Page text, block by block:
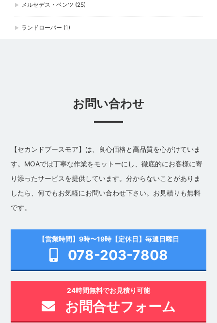
メルセデス・ベンツ (25)
ランドローバー (1)
お問い合わせ
【セカンドブースモア】は、良心価格と高品質を心がけていま
す。MOAでは丁寧な作業をモットーにし、徹底的にお客様に寄
り添ったサービスを提供しています。分からないことがありま
したら、何でもお気軽にお問い合わせ下さい。お見積りも無料
です。
【営業時間】9時〜19時【定休日】毎週日曜日
078-203-7808
24時間無料でお見積り可能
お問合せフォーム